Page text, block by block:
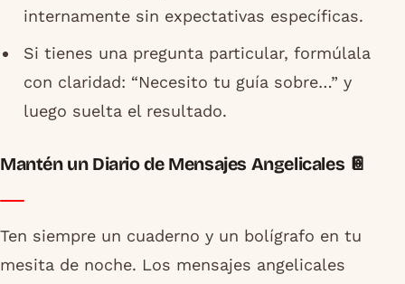
internamente sin expectativas específicas.
Si tienes una pregunta particular, formúlala
con claridad: “Necesito tu guía sobre…” y
luego suelta el resultado.
Mantén un Diario de Mensajes Angelicales 📔
Ten siempre un cuaderno y un bolígrafo en tu
mesita de noche. Los mensajes angelicales